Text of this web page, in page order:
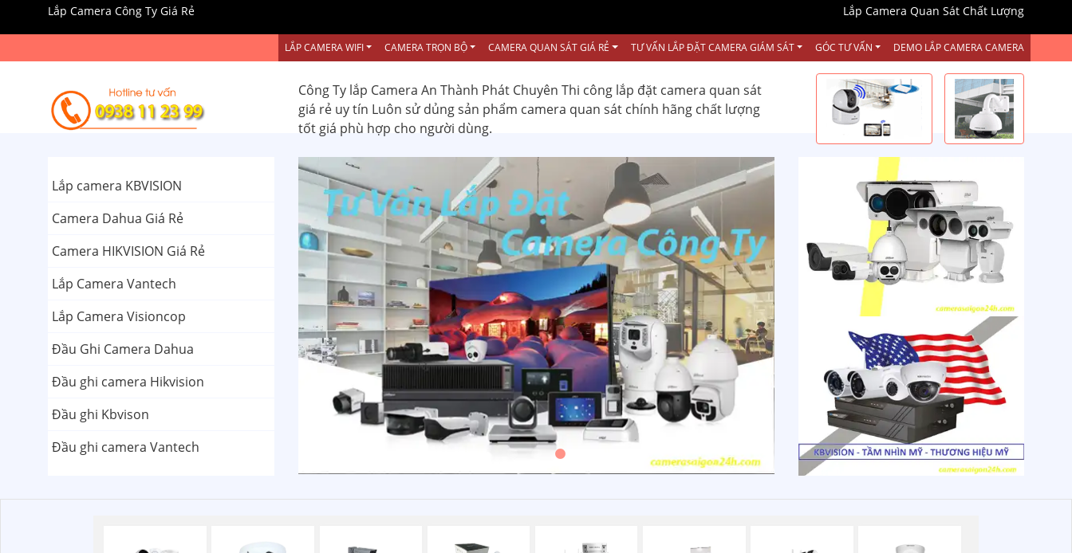
Lắp Camera Công Ty Giá Rẻ Lắp Camera Quan Sát Chất Lượng
LẮP CAMERA WIFI CAMERA TRỌN BỘ CAMERA QUAN SÁT GIÁ RẺ TƯ VẤN LẮP ĐẶT CAMERA GIÁM SÁT GÓC TƯ VẤN DEMO LẮP CAMERA CAMERA
Công Ty lắp Camera An Thành Phát Chuyên Thi công lắp đặt camera quan sát
giá rẻ uy tín Luôn sử dủng sản phẩm camera quan sát chính hãng chất lượng
tốt giá phù hợp cho người dùng.
Lắp camera KBVISION
Camera Dahua Giá Rẻ
Camera HIKVISION Giá Rẻ
Lắp Camera Vantech
Lắp Camera Visioncop
Đầu Ghi Camera Dahua
Đầu ghi camera Hikvision
Đầu ghi Kbvison
Đầu ghi camera Vantech